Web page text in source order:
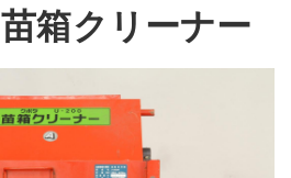
苗箱クリーナー